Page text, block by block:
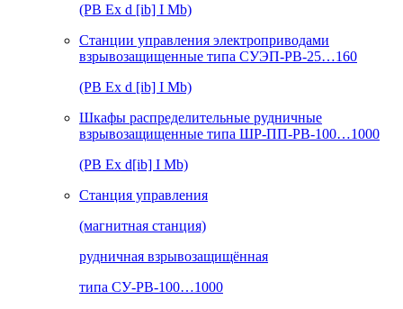
(РВ Ex d [ib] I Mb)
Станции управления электроприводами
взрывозащищенные типа СУЭП-РВ-25…160
(РВ Ex d [ib] I Mb)
Шкафы распределительные рудничные
взрывозащищенные типа ШР-ПП-РВ-100…1000
(РВ Ex d[ib] I Mb)
Станция управления
(магнитная станция)
рудничная взрывозащищённая
типа СУ-РВ-100…1000